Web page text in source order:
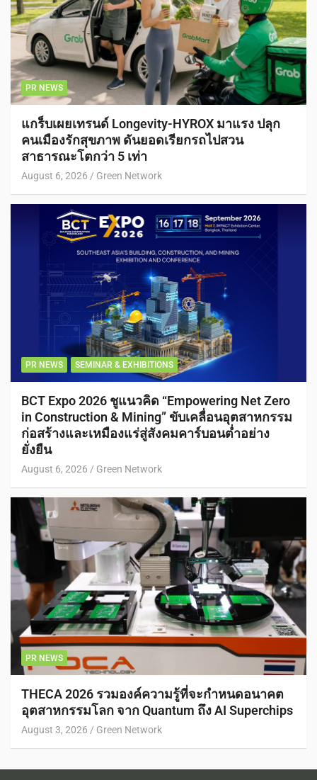
PR NEWS
แกร็บเผยเทรนด์ Longevity-HYROX มาแรง ปลุก
คนเมืองรักสุขภาพ ดันยอดเรียกรถไปสวน
สาธารณะโตกว่า 5 เท่า
August 6, 2026 Green Network
PR NEWS SEMINAR & EXHIBITIONS
BCT Expo 2026 ชูแนวคิด “Empowering Net Zero
in Construction & Mining” ขับเคลื่อนอุตสาหกรรม
ก่อสร้างและเหมืองแร่สู่สังคมคาร์บอนต่ำอย่าง
ยั่งยืน
August 6, 2026 Green Network
PR NEWS
THECA 2026 รวมองค์ความรู้ที่จะกำหนดอนาคต
อุตสาหกรรมโลก จาก Quantum ถึง AI Superchips
August 3, 2026 Green Network